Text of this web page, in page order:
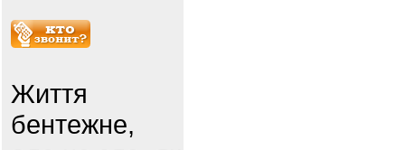
Життя
бентежне,